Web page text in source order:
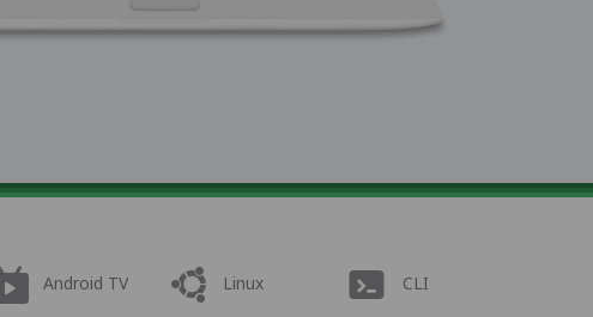
Android TV Linux CLI